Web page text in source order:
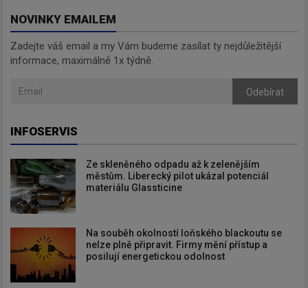
NOVINKY EMAILEM
Zadejte váš email a my Vám budeme zasílat ty nejdůležitější
informace, maximálně 1x týdně.
Odebírat
INFOSERVIS
Ze skleněného odpadu až k zelenějším
městům. Liberecký pilot ukázal potenciál
materiálu Glassticine
Na souběh okolností loňského blackoutu se
nelze plně připravit. Firmy mění přístup a
posilují energetickou odolnost